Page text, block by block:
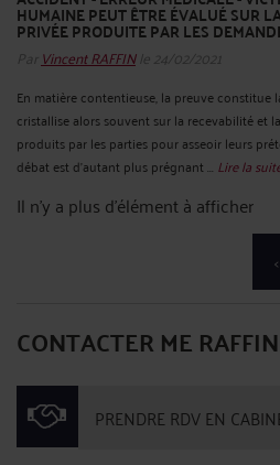
HUMAINE PEUT ÊTRE ÉVALUÉ SUR
PRIVÉE PRODUITE PAR LES
Par Vincent RAFFINle 24/02/2021
En matière contentieuse, la preuve constitue
cristallise alors souvent sur la recevabilité et
produits par les parties pour asseoir leurs
débat est d’autant plus prégnant ... Lire la
Il n'y a plus d'élément à afficher
<
CONTACTER ME RAFFIN
PRENDRE RDV EN